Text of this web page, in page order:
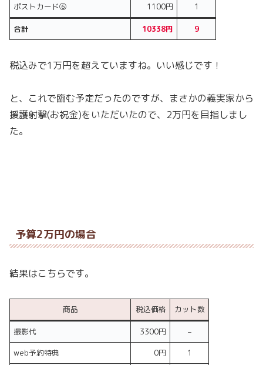
ポストカード⑥
1100円 1
合計 10338円 9
税込みで1万円を超えていますね。いい感じです！
と、これで臨む予定だったのですが、まさかの義実家から
援護射撃(お祝金)をいただいたので、2万円を目指しまし
た。
予算2万円の場合
結果はこちらです。
商品 税込価格 カット数
撮影代 3300円
–
web予約特典
0円
1